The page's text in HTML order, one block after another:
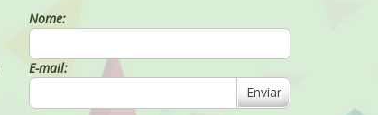
Nome:
E-mail:
Enviar